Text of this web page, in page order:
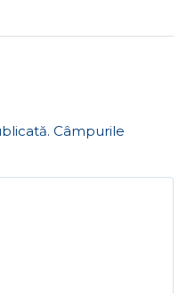
Câmpurile